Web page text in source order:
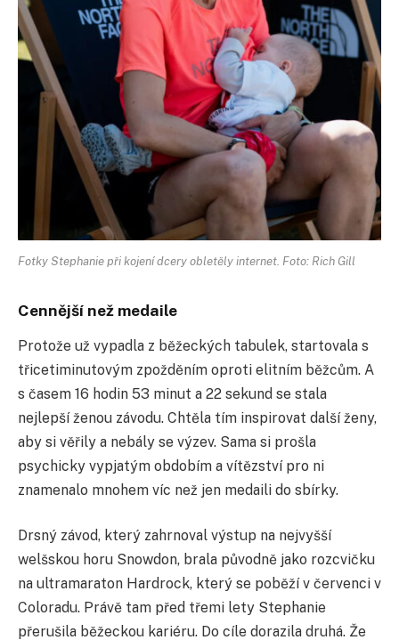
Fotky Stephanie při kojení dcery obletěly internet. Foto: Rich Gill
Cennější než medaile
Protože už vypadla z běžeckých tabulek, startovala s
třicetiminutovým zpožděním oproti elitním běžcům. A
s časem 16 hodin 53 minut a 22 sekund se stala
nejlepší ženou závodu. Chtěla tím inspirovat další ženy,
aby si věřily a nebály se výzev. Sama si prošla
psychicky vypjatým obdobím a vítězství pro ni
znamenalo mnohem víc než jen medaili do sbírky.
Drsný závod, který zahrnoval výstup na nejvyšší
welšskou horu Snowdon, brala původně jako rozcvičku
na ultramaraton Hardrock, který se poběží v červenci v
Coloradu. Právě tam před třemi lety Stephanie
přerušila běžeckou kariéru. Do cíle dorazila druhá. Že